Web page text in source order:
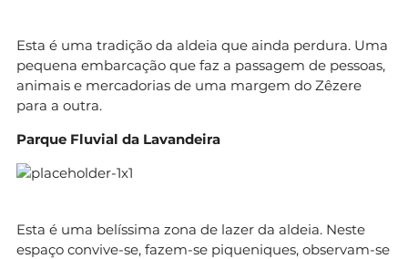
Esta é uma tradição da aldeia que ainda perdura. Uma
pequena embarcação que faz a passagem de pessoas,
animais e mercadorias de uma margem do Zêzere
para a outra.
Parque Fluvial da Lavandeira
Esta é uma belíssima zona de lazer da aldeia. Neste
espaço convive-se, fazem-se piqueniques, observam-se